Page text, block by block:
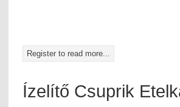
Register to read more...
Ízelítő Csuprik